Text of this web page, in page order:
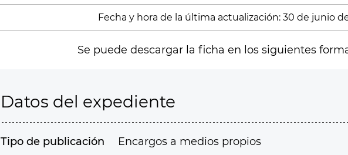
Fecha y hora de la última actualización: 30 de junio
Se puede descargar la ficha en los siguientes
Datos del expediente
Tipo de publicación Encargos a medios propios